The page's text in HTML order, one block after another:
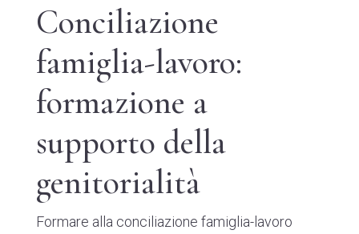
Conciliazione
famiglia-lavoro:
formazione a
supporto della
genitorialità
Formare alla conciliazione famiglia-lavoro